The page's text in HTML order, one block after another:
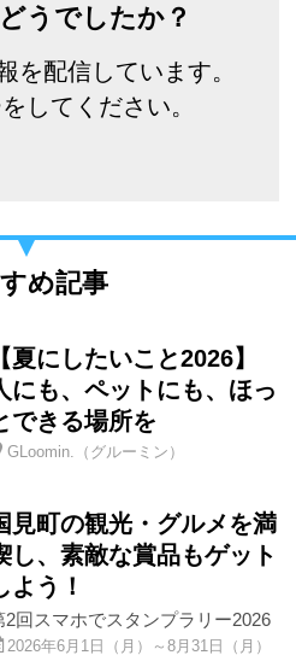
うでしたか？
を配信しています。
してください。
め記事
【夏にしたいこと2026】
にも、ペットにも、ほっ
できる場所を
GLoomin.（グルーミン）
見町の観光・グルメを満
し、素敵な賞品もゲット
よう！
2回スマホでスタンプラリー2026
2026年6月1日（月）～8月31日（月）